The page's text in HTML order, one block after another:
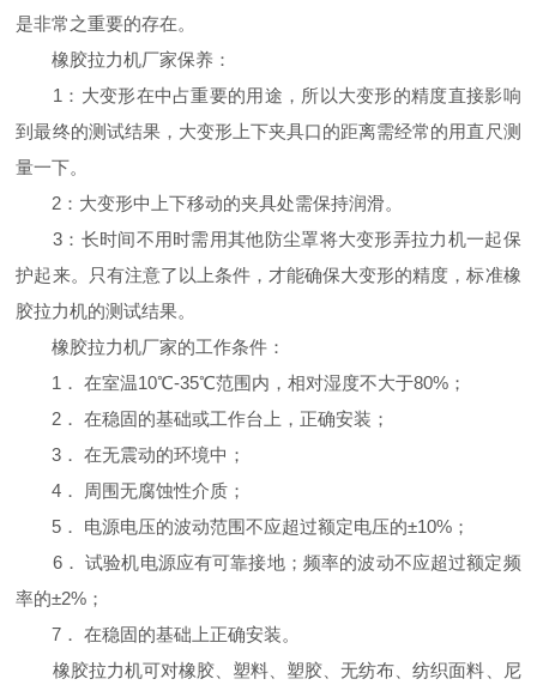
是非常之重要的存在。
橡胶拉力机厂家保养：
1：大变形在中占重要的用途，所以大变形的精度直接影响
到最终的测试结果，大变形上下夹具口的距离需经常的用直尺测
量一下。
2：大变形中上下移动的夹具处需保持润滑。
3：长时间不用时需用其他防尘罩将大变形弄拉力机一起保
护起来。只有注意了以上条件，才能确保大变形的精度，标准橡
胶拉力机的测试结果。
橡胶拉力机厂家的工作条件：
1． 在室温10℃-35℃范围内，相对湿度不大于80%；
2． 在稳固的基础或工作台上，正确安装；
3． 在无震动的环境中；
4． 周围无腐蚀性介质；
5． 电源电压的波动范围不应超过额定电压的±10%；
6． 试验机电源应有可靠接地；频率的波动不应超过额定频
率的±2%；
7． 在稳固的基础上正确安装。
橡胶拉力机可对橡胶、塑料、塑胶、无纺布、纺织面料、尼